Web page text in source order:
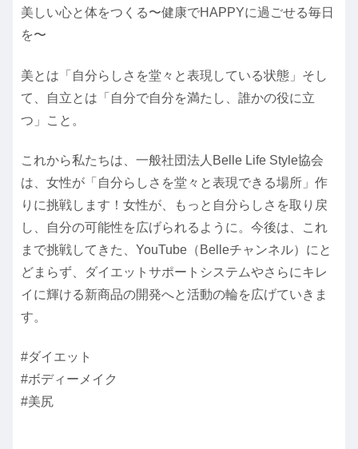
美しい心と体をつくる〜健康でHAPPYに過ごせる毎日
を〜
美とは「自分らしさを堂々と表現している状態」そし
て、自立とは「自分で自分を満たし、誰かの役に立
つ」こと。
これから私たちは、一般社団法人Belle Life Style協会
は、女性が「自分らしさを堂々と表現できる場所」作
りに挑戦します！女性が、もっと自分らしさを取り戻
し、自分の可能性を広げられるように。今後は、これ
まで挑戦してきた、YouTube（Belleチャンネル）にと
どまらず、ダイエットサポートシステムやさらにキレ
イに輝ける新商品の開発へと活動の輪を広げていきま
す。
#ダイエット
#ボディーメイク
#美尻